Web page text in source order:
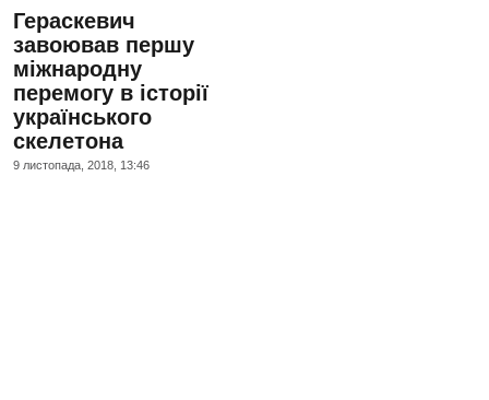
Гераскевич
завоював першу
міжнародну
перемогу в історії
українського
скелетона
9 листопада, 2018, 13:46